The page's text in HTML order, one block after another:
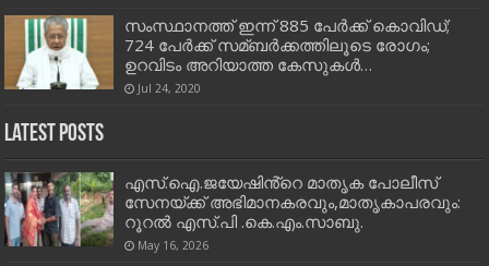
സംസ്ഥാനത്ത് ഇന്ന് 885 പേര്‍ക്ക് കൊവിഡ്;
724 പേര്‍ക്ക് സമ്ബര്‍ക്കത്തിലൂടെ രോഗം;
ഉറവിടം അറിയാത്ത കേസുകള്‍…
Jul 24, 2020
Latest Posts
എസ്.ഐ.ജയേഷിൻ്റെ മാതൃക പോലീസ്
സേനയ്ക്ക് അഭിമാനകരവും,മാതൃകാപരവും:
റൂറൽ എസ്.പി .കെ.എം.സാബു.
May 16, 2026